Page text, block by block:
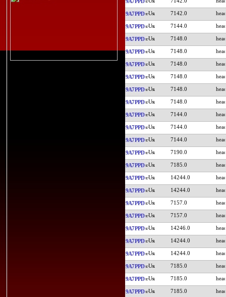
9A7PPD 7142.0
9A7PPD 7144.0
9A7PPD 7148.0
9A7PPD 7148.0
9A7PPD 7148.0
9A7PPD 7148.0
9A7PPD 7148.0
9A7PPD 7148.0
9A7PPD 7144.0
9A7PPD 7144.0
9A7PPD 7144.0
9A7PPD 7190.0
9A7PPD 7185.0
9A7PPD 14244.0
9A7PPD 14244.0
9A7PPD 7157.0
9A7PPD 7157.0
9A7PPD 14246.0
9A7PPD 14244.0
9A7PPD 14244.0
9A7PPD 7185.0
9A7PPD 7185.0
9A7PPD 7185.0